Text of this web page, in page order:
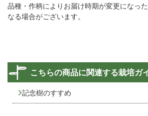
品種・作柄によりお届け時期が変更になっ
なる場合がございます。
こちらの商品に関連する栽培ガ
記念樹のすすめ